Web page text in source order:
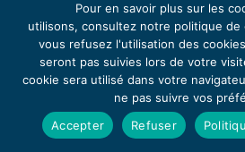
Pour en savoir plus sur les
utilisons, consultez notre politique de
vous refusez l'utilisation des
seront pas suivies lors de votre
cookie sera utilisé dans votre
ne pas suivre vos
Accepter
Refuser